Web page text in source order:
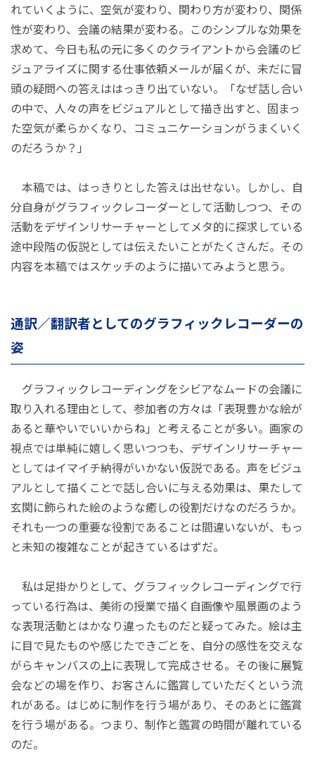
れていくように、空気が変わり、関わり方が変わり、関係
性が変わり、会議の結果が変わる。このシンプルな効果を
求めて、今日も私の元に多くのクライアントから会議のビ
ジュアライズに関する仕事依頼メールが届くが、未だに冒
頭の疑問への答えははっきり出ていない。「なぜ話し合い
の中で、人々の声をビジュアルとして描き出すと、固まっ
た空気が柔らかくなり、コミュニケーションがうまくいく
のだろうか？」
本稿では、はっきりとした答えは出せない。しかし、自
分自身がグラフィックレコーダーとして活動しつつ、その
活動をデザインリサーチャーとしてメタ的に探求している
途中段階の仮説としては伝えたいことがたくさんだ。その
内容を本稿ではスケッチのように描いてみようと思う。
通訳／翻訳者としてのグラフィックレコーダーの
姿
グラフィックレコーディングをシビアなムードの会議に
取り入れる理由として、参加者の方々は「表現豊かな絵が
あると華やいでいいからね」と考えることが多い。画家の
視点では単純に嬉しく思いつつも、デザインリサーチャー
としてはイマイチ納得がいかない仮説である。声をビジュ
アルとして描くことで話し合いに与える効果は、果たして
玄関に飾られた絵のような癒しの役割だけなのだろうか。
それも一つの重要な役割であることは間違いないが、もっ
と未知の複雑なことが起きているはずだ。
私は足掛かりとして、グラフィックレコーディングで行
っている行為は、美術の授業で描く自画像や風景画のよう
な表現活動とはかなり違ったものだと疑ってみた。絵は主
に目で見たものや感じたできごとを、自分の感性を交えな
がらキャンバスの上に表現して完成させる。その後に展覧
会などの場を作り、お客さんに鑑賞していただくという流
れがある。はじめに制作を行う場があり、そのあとに鑑賞
を行う場がある。つまり、制作と鑑賞の時間が離れている
のだ。